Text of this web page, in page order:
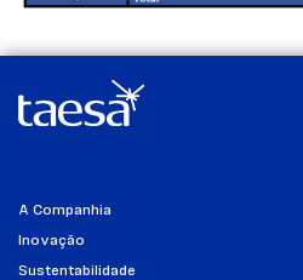
A Companhia
Inovação
Sustentabilidade